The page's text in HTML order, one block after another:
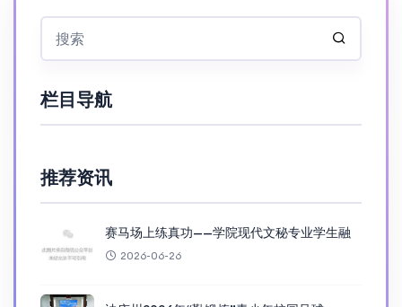
栏目导航
推荐资讯
赛马场上练真功——学院现代文秘专业学生融
2026-06-26